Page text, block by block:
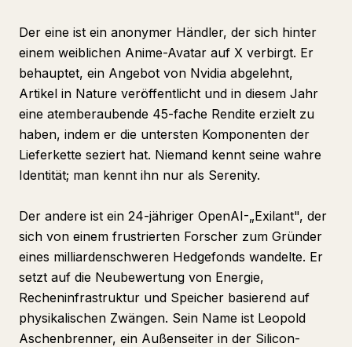
Der eine ist ein anonymer Händler, der sich hinter
einem weiblichen Anime-Avatar auf X verbirgt. Er
behauptet, ein Angebot von Nvidia abgelehnt,
Artikel in Nature veröffentlicht und in diesem Jahr
eine atemberaubende 45-fache Rendite erzielt zu
haben, indem er die untersten Komponenten der
Lieferkette seziert hat. Niemand kennt seine wahre
Identität; man kennt ihn nur als Serenity.
Der andere ist ein 24-jähriger OpenAI-„Exilant", der
sich von einem frustrierten Forscher zum Gründer
eines milliardenschweren Hedgefonds wandelte. Er
setzt auf die Neubewertung von Energie,
Recheninfrastruktur und Speicher basierend auf
physikalischen Zwängen. Sein Name ist Leopold
Aschenbrenner, ein Außenseiter in der Silicon-